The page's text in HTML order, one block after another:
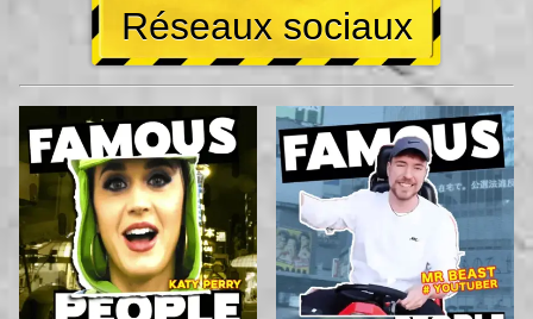
Réseaux sociaux